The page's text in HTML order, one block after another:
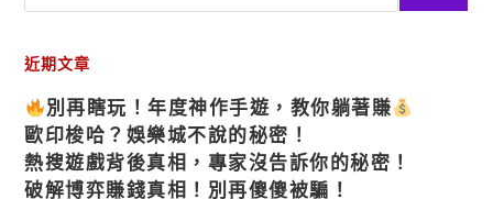
近期文章
別再瞎玩！年度神作手遊，教你躺著賺
歐印梭哈？娛樂城不說的秘密！
熱搜遊戲背後真相，專家沒告訴你的秘密！
破解博弈賺錢真相！別再傻傻被騙！